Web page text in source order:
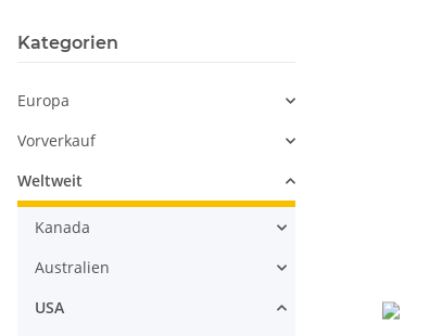
Kategorien
Europa
Vorverkauf
Weltweit
Kanada
Australien
USA